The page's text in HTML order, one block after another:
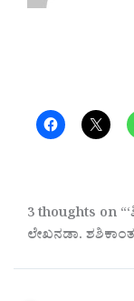
3 thoughts on
ಲೇಖನಡಾ.